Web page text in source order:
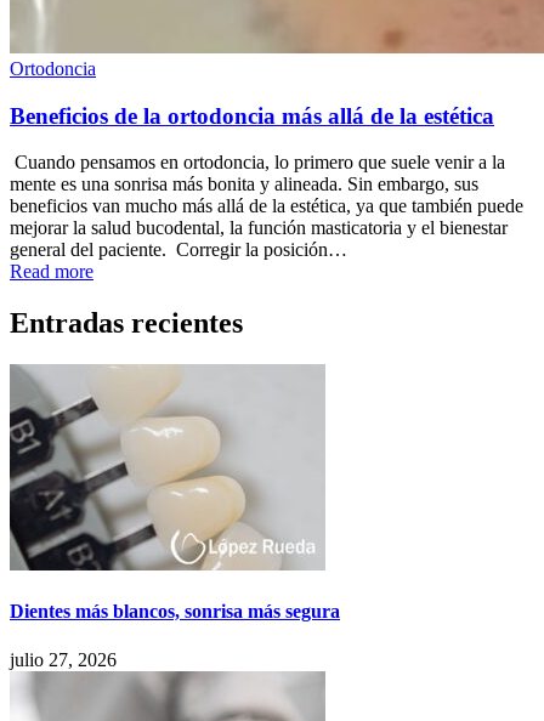
Ortodoncia
Beneficios de la ortodoncia más allá de la estética
Cuando pensamos en ortodoncia, lo primero que suele venir a la
mente es una sonrisa más bonita y alineada. Sin embargo, sus
beneficios van mucho más allá de la estética, ya que también puede
mejorar la salud bucodental, la función masticatoria y el bienestar
general del paciente. Corregir la posición…
Read more
Entradas recientes
Dientes más blancos, sonrisa más segura
julio 27, 2026